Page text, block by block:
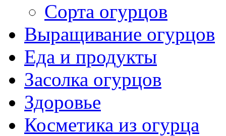
Сорта огурцов
Выращивание огурцов
Еда и продукты
Засолка огурцов
Здоровье
Косметика из огурца